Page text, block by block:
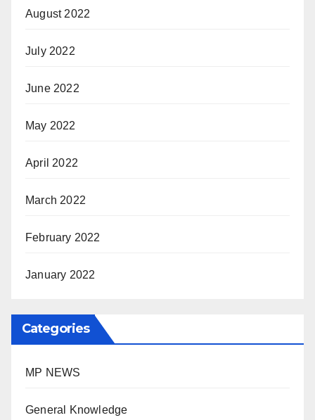
August 2022
July 2022
June 2022
May 2022
April 2022
March 2022
February 2022
January 2022
Categories
MP NEWS
General Knowledge